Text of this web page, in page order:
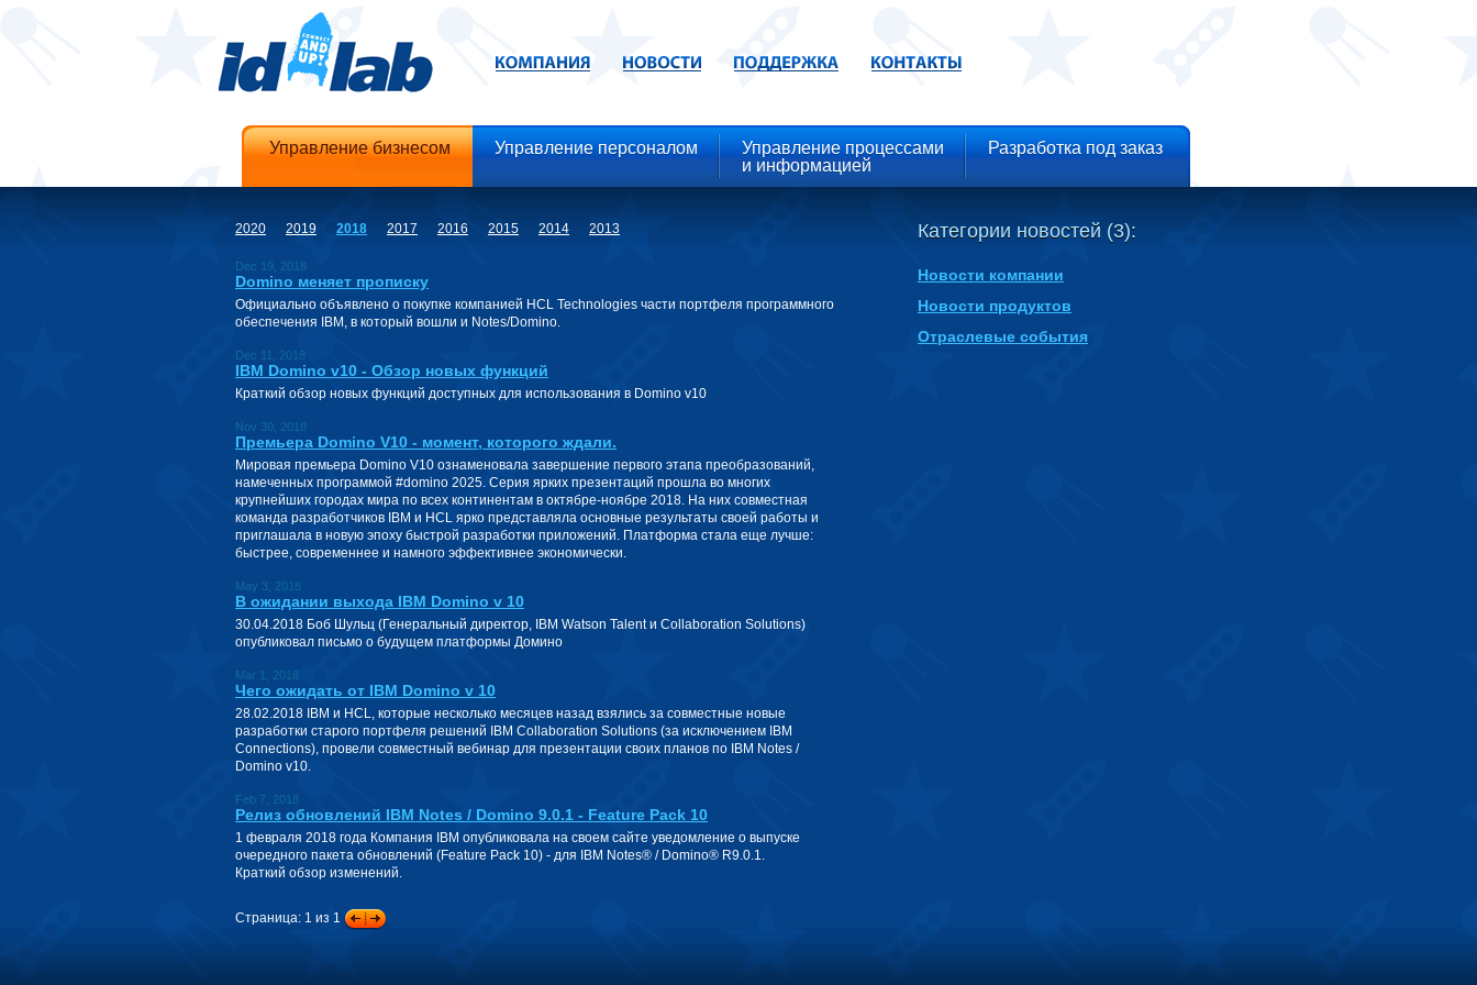
Управление бизнесом Управление персоналом
Управление процессами
и информацией
Разработка под заказ
2020 2019 2018 2017 2016 2015 2014 2013
Dec 19, 2018
Domino меняет прописку
Официально объявлено о покупке компанией HCL Technologies части портфеля программного
обеспечения IBM, в который вошли и Notes/Domino.
Dec 11, 2018
IBM Domino v10 - Обзор новых функций
Краткий обзор новых функций доступных для использования в Domino v10
Nov 30, 2018
Премьера Domino V10 - момент, которого ждали.
Мировая премьера Domino V10 ознаменовала завершение первого этапа преобразований,
намеченных программой #domino 2025. Серия ярких презентаций прошла во многих
крупнейших городах мира по всех континентам в октябре-ноябре 2018. На них совместная
команда разработчиков IBM и HCL ярко представляла основные результаты своей работы и
приглашала в новую эпоху быстрой разработки приложений. Платформа стала еще лучше:
быстрее, современнее и намного эффективнее экономически.
May 3, 2018
В ожидании выхода IBM Domino v 10
30.04.2018 Боб Шульц (Генеральный директор, IBM Watson Talent и Collaboration Solutions)
опубликовал письмо о будущем платформы Домино
Mar 1, 2018
Чего ожидать от IBM Domino v 10
28.02.2018 IBM и HCL, которые несколько месяцев назад взялись за совместные новые
разработки старого портфеля решений IBM Collaboration Solutions (за исключением IBM
Connections), провели совместный вебинар для презентации своих планов по IBM Notes /
Domino v10.
Feb 7, 2018
Релиз обновлений IBM Notes / Domino 9.0.1 - Feature Pack 10
1 февраля 2018 года Компания IBM опубликовала на своем сайте уведомление о выпуске
очередного пакета обновлений (Feature Pack 10) - для IBM Notes® / Domino® R9.0.1.
Краткий обзор изменений.
Страница: 1 из 1
Категории новостей (3):
Новости компании
Новости продуктов
Отраслевые события